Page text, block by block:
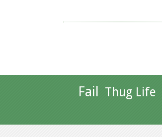
Fail Thug Life